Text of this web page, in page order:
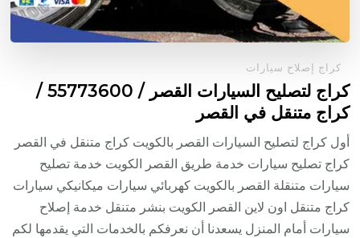
كراج إصلاح سيارات
كراج لتصليح السيارات القصر / 55773600‬ /
كراج متنقل في القصر
أول كراج لتصليح السيارات القصر بالكويت كراج متنقل في القصر
كراج تصليح سيارات خدمة طريق القصر الكويت خدمة تصليح
سيارات متنقلة القصر بالكويت كهربائي سيارات ميكانيكي سيارات
كراج متنقل اون لاين القصر الكويت بنشر متنقل خدمة إصلاح
سيارات أمام المنزل يسعدنا أن نعرفكم بالخدمات التي يقدمها لكم